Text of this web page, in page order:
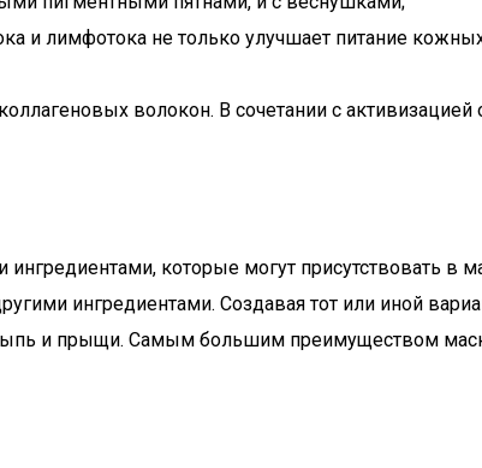
и лимфотока не только улучшает питание
волокон. В сочетании с
которые могут присутствовать в
ингредиентами. Создавая тот или иной
и прыщи. Самым большим преимуществом